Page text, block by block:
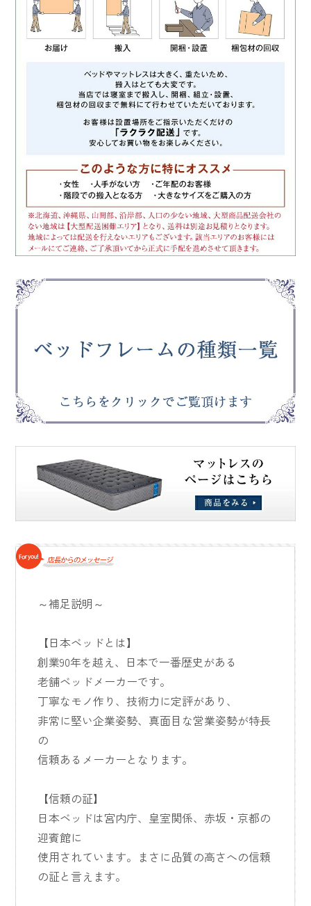
～補足説明～
【日本ベッドとは】
創業90年を越え、日本で一番歴史がある
老舗ベッドメーカーです。
丁寧なモノ作り、技術力に定評があり、
非常に堅い企業姿勢、真面目な営業姿勢が特長
の
信頼あるメーカーとなります。
【信頼の証】
日本ベッドは宮内庁、皇室関係、赤坂・京都の
迎賓館に
使用されています。まさに品質の高さへの信頼
の証と言えます。